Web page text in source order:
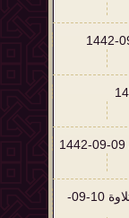
147 ‌‌‌‌‌‌‌‌باب: الأمر بتعاهد القرآن بكثرة التلاوة 10-09-